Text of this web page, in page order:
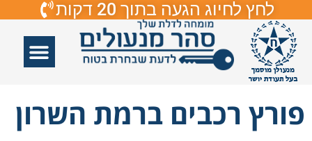
לחץ לחיוג הגעה בתוך 20 דקות
פורץ רכבים ברמת השרון